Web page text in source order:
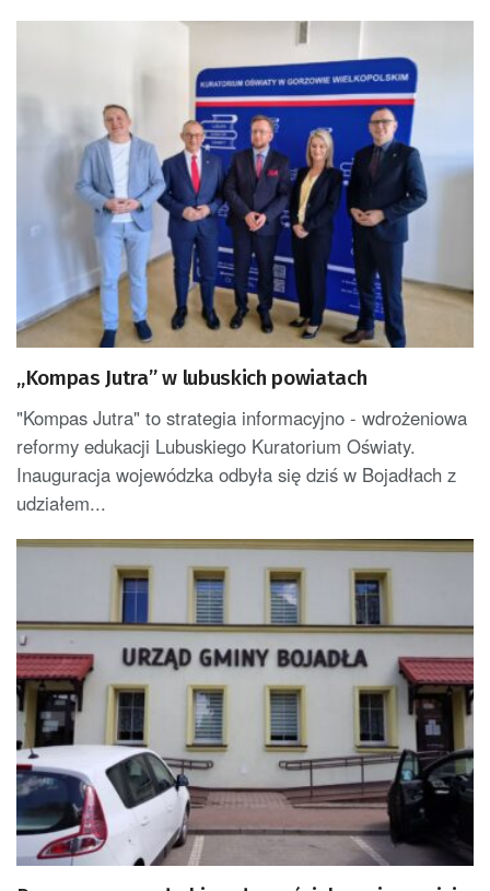
„Kompas Jutra” w lubuskich powiatach
"Kompas Jutra" to strategia informacyjno - wdrożeniowa
reformy edukacji Lubuskiego Kuratorium Oświaty.
Inauguracja wojewódzka odbyła się dziś w Bojadłach z
udziałem...